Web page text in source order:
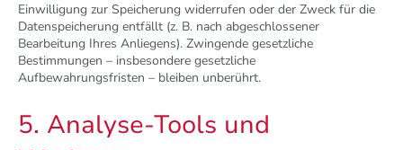
Einwilligung zur Speicherung widerrufen oder der Zweck für die
Datenspeicherung entfällt (z. B. nach abgeschlossener
Bearbeitung Ihres Anliegens). Zwingende gesetzliche
Bestimmungen – insbesondere gesetzliche
Aufbewahrungsfristen – bleiben unberührt.
5. Analyse-Tools und